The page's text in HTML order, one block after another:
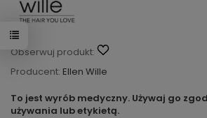
Obserwuj produkt:
Producent: Ellen Wille
To jest wyrób medyczny. Używaj go
używania lub etykietą.